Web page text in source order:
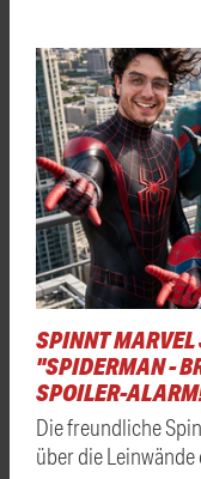
SPINNT
"SPIDERMAN -
SPOILER-
Die freundliche
über die